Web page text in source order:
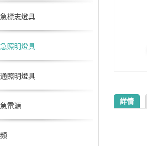
標志燈具
照明燈具
照明燈具
電源
詳情